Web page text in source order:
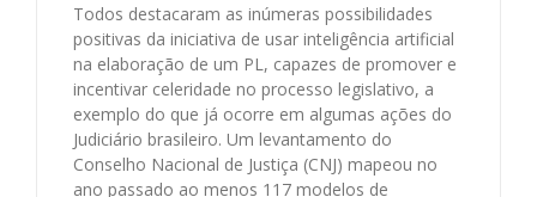
Todos destacaram as inúmeras possibilidades
positivas da iniciativa de usar inteligência artificial
na elaboração de um PL, capazes de promover e
incentivar celeridade no processo legislativo, a
exemplo do que já ocorre em algumas ações do
Judiciário brasileiro. Um levantamento do
Conselho Nacional de Justiça (CNJ) mapeou no
ano passado ao menos 117 modelos de